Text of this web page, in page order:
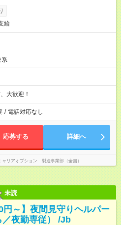
給
系
大歓迎！
/ 電話対応なし
応募する 詳細へ
ャリアオプション 製造事業部（全国）
未読
円～】夜間見守りヘルパー
／夜勤専従） /Jb